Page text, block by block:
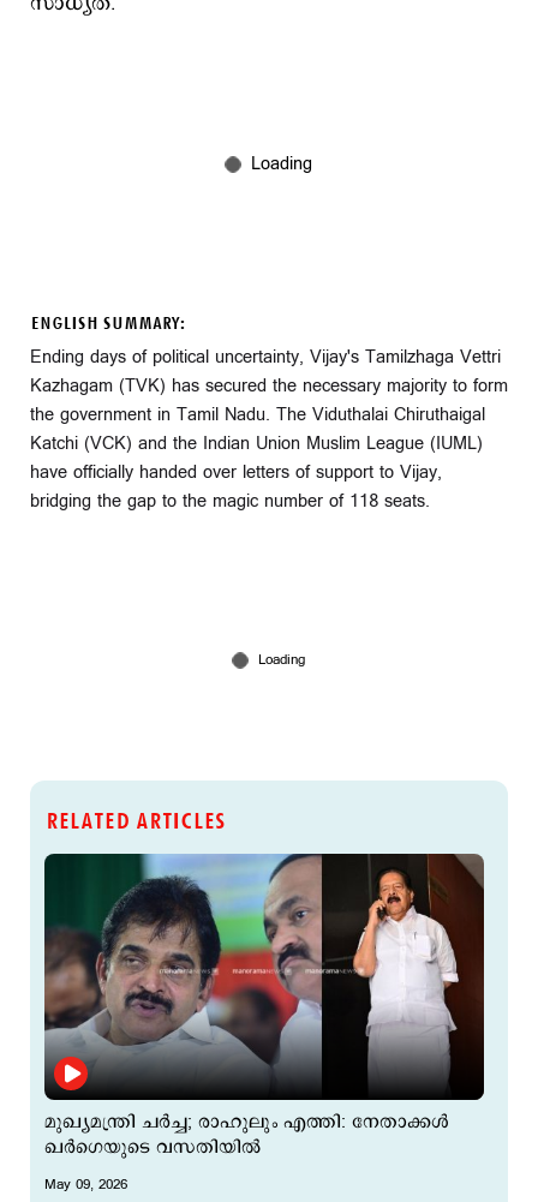
ENGLISH SUMMARY:
Ending days of political uncertainty, Vijay's Tamilzhaga Vettri
Kazhagam (TVK) has secured the necessary majority to form
the government in Tamil Nadu. The Viduthalai Chiruthaigal
Katchi (VCK) and the Indian Union Muslim League (IUML)
have officially handed over letters of support to Vijay,
bridging the gap to the magic number of 118 seats.
RELATED ARTICLES
മുഖ്യമന്ത്രി ചര്‍ച്ച; രാഹുലും എത്തി: നേതാക്കള്‍
ഖര്‍ഗെയുടെ വസതിയില്‍
May 09, 2026